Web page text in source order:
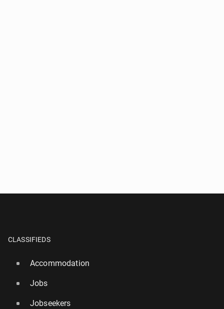
CLASSIFIEDS
Accommodation
Jobs
Jobseekers